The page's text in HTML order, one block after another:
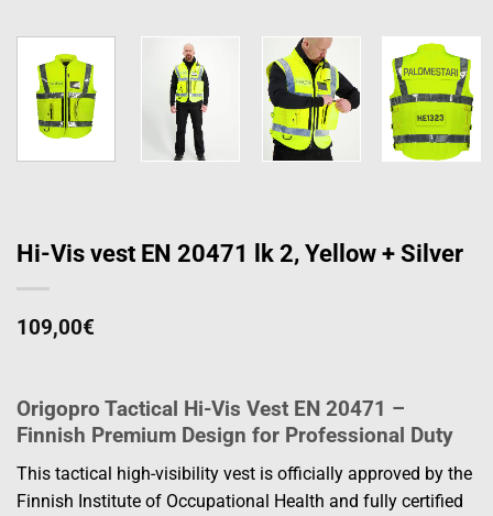
Hi-Vis vest EN 20471 lk 2, Yellow + Silver
109,00€
Origopro Tactical Hi-Vis Vest EN 20471 –
Finnish Premium Design for Professional Duty
This tactical high-visibility vest is officially approved by the
Finnish Institute of Occupational Health and fully certified